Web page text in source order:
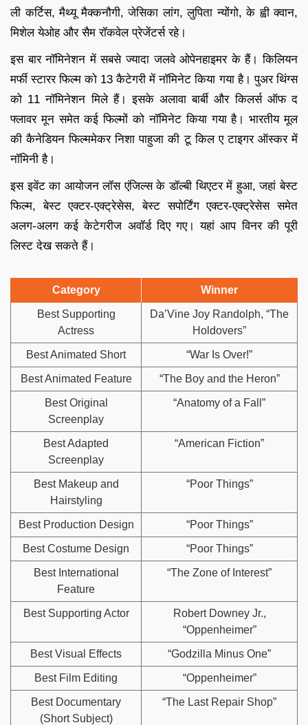
ली कर्टिस, मैथ्यू मैक्कनौगी, जेसिका लांग, लुपिता न्योंगो, के ह्वी क्वान,
मिशेल येओह और सैम रॉकवेल प्रेजेंटर्स रहे।
इस बार नॉमिनेशन में सबसे ज्यादा जलवे ओपेनहाइमर के हैं। किलियन
मर्फी स्टारर फिल्म को 13 कैटेगरी में नॉमिनेट किया गया है। पुअर थिंग्स
को 11 नॉमिनेशन मिले हैं। इसके अलावा बार्बी और किलर्स ऑफ द
फ्लावर मून समेत कई फिल्मों को नॉमिनेट किया गया है। भारतीय मूल
की कैनेडियन फिल्ममेकर निशा पाहुजा की टू किल ए टाइगर ऑस्कर में
नॉमिनी है।
इस इवेंट का आयोजन लॉस एंजिल्स के डॉल्बी थिएटर में हुआ, जहां बेस्ट
फिल्म, बेस्ट एक्टर-एक्ट्रेसेस, बेस्ट सपोर्टिंग एक्टर-एक्ट्रेसेस समेत
अलग-अलग कई केटेगरीज अवॉर्ड दिए गए। यहां आप विनर की पूरी
लिस्ट देख सकते हैं।
Category Winner
Best Supporting
Actress
Da’Vine Joy Randolph, “The
Holdovers”
Best Animated Short “War Is Over!”
Best Animated Feature “The Boy and the Heron”
Best Original
Screenplay
“Anatomy of a Fall”
Best Adapted
Screenplay
“American Fiction”
Best Makeup and
Hairstyling
“Poor Things”
Best Production Design “Poor Things”
Best Costume Design “Poor Things”
Best International
Feature
“The Zone of Interest”
Best Supporting Actor
Robert Downey Jr.,
“Oppenheimer”
Best Visual Effects “Godzilla Minus One”
Best Film Editing “Oppenheimer”
Best Documentary
(Short Subject)
“The Last Repair Shop”